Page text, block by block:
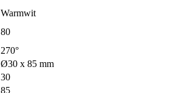
Warmwit
80
270°
Ø30 x 85 mm
30
85